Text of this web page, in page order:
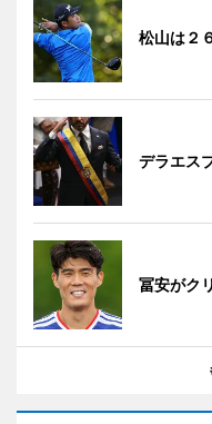
松山は２
デラエス
冨安がク